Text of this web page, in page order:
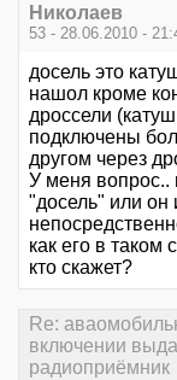
Николаев
53 - 28.06.2010 -
досель это
нашол кроме
дроссели
подключены
другом через
У меня вопрос..
"досель" или он
как его в таком
кто скажет?
Re:
включении
радиоприёмник